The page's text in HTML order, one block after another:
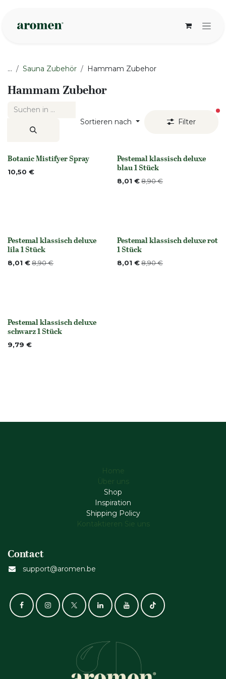
... Sauna Zubehör Hammam Zubehor
Hammam Zubehor
Sortieren nach Filter
None
Botanic Mistifyer Spray
10,50 € Nicht vorrättig
Pestemal klassisch deluxe
blau 1 Stück
8,01 €8,90€
None
Pestemal klassisch deluxe
lila 1 Stück
8,01 €8,90€
None
Pestemal klassisch deluxe rot
1 Stück
8,01 €8,90€
Nicht vorrättig
Pestemal klassisch deluxe
schwarz 1 Stück
9,79 €
Home
Über uns
Shop
Inspiration
Shipping Policy
Kontaktieren Sie uns
Contact
support@aromen.be